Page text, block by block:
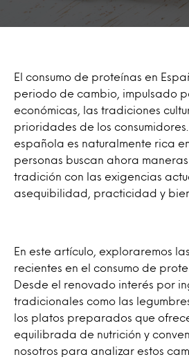
El consumo de proteínas en
periodo de cambio, impulsado
económicas, las tradiciones
prioridades de los
española es naturalmente rica
personas buscan ahora
tradición con las exigencias
asequibilidad, practicidad y
En este artículo, exploraremos
recientes en el consumo de
Desde el renovado interés por
tradicionales como las
los platos preparados que
equilibrada de nutrición y
nosotros para analizar estos